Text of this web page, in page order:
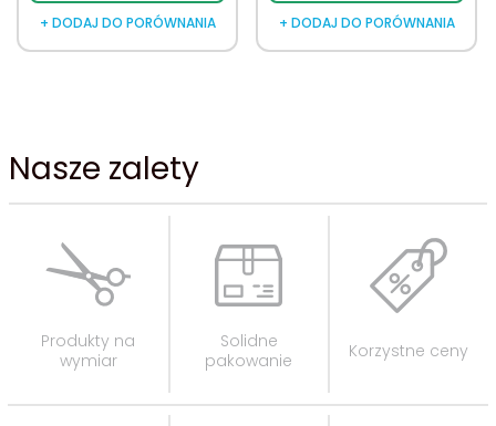
+ DODAJ DO PORÓWNANIA + DODAJ DO PORÓWNANIA
Nasze zalety
Produkty na
wymiar
Solidne
pakowanie
Korzystne ceny